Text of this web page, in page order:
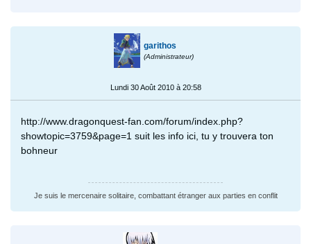
garithos
(Administrateur)
Lundi 30 Août 2010 à 20:58
http://www.dragonquest-fan.com/forum/index.php?
showtopic=3759&page=1 suit les info ici, tu y trouvera ton
bohneur
Je suis le mercenaire solitaire, combattant étranger aux parties en conflit